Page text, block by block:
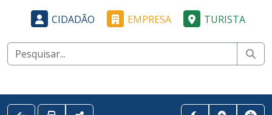
CIDADÃO EMPRESA TURISTA